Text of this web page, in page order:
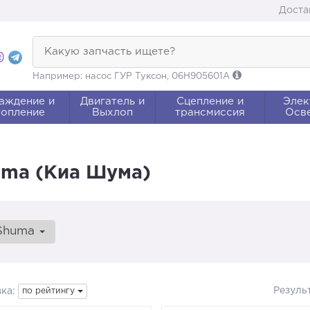
Какую запчасть ищете?
Например: насос ГУР Туксон, 06H905601A
и
Двигатель и
Выхлоп
Сцепление и
трансмиссия
(Киа Шума)
по рейтингу